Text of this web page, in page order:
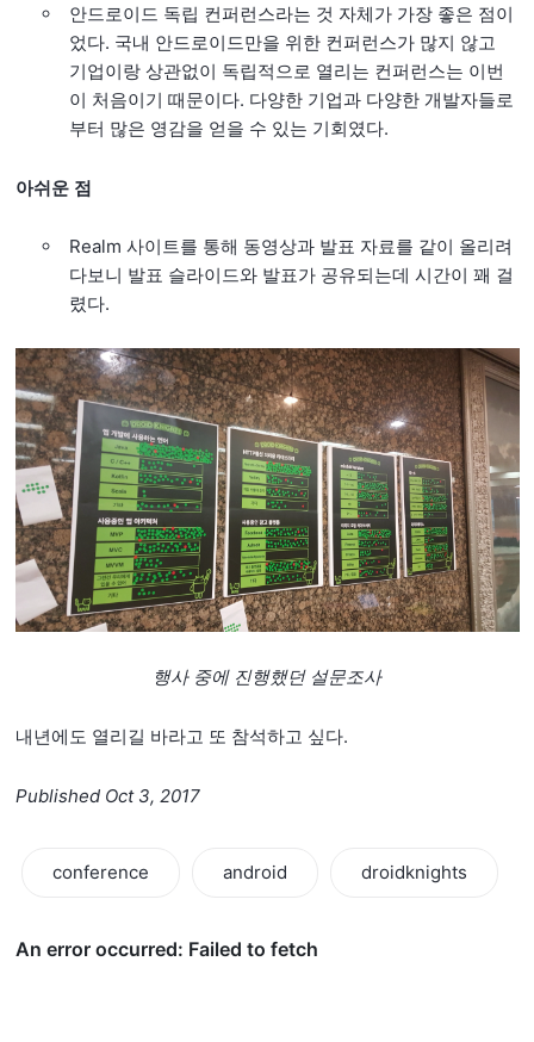
안드로이드 독립 컨퍼런스라는 것 자체가 가장 좋은 점이
었다. 국내 안드로이드만을 위한 컨퍼런스가 많지 않고
기업이랑 상관없이 독립적으로 열리는 컨퍼런스는 이번
이 처음이기 때문이다. 다양한 기업과 다양한 개발자들로
부터 많은 영감을 얻을 수 있는 기회였다.
아쉬운 점
Realm 사이트를 통해 동영상과 발표 자료를 같이 올리려
다보니 발표 슬라이드와 발표가 공유되는데 시간이 꽤 걸
렸다.
행사 중에 진행했던 설문조사
내년에도 열리길 바라고 또 참석하고 싶다.
Published Oct 3, 2017
conference android droidknights